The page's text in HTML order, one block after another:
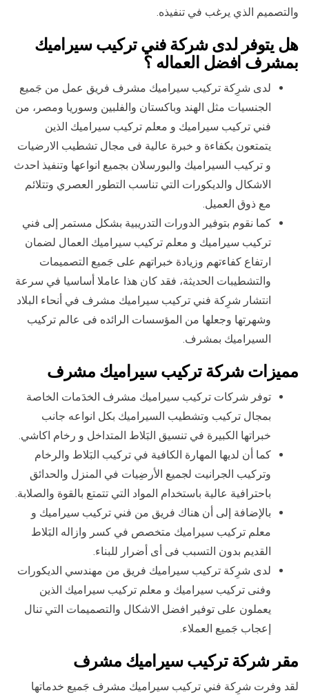
والتصميم الذي يرغب في تنفيذه.
هل يتوفر لدى شركة فني تركيب سيراميك
بمشرف افضل العماله ؟
لدى شرِكة تركيب سيراميك مشرف فريق عمل من جَميع
الجنسيات مثل الهند وباكستان والفلبين وسوريا ومصر، من
فني تركيب سيراميك و معلم تركيب سيراميك الذين
يتمتعون بكفاءة و خبرة عالية فى مجال تشطيب الارضيات
و تركيب السيراميك والبورسلان بجميع انواعها وتنفيذ احدث
الاشكال والديكورات التي تناسب التطور العصري وتتلائم
مع ذوق العميل.
كما نقوم بتوفير الدورات التدريبية بشكل مستمر إلى فني
تركيب سيراميك و معلم تركيب سيراميك العمال لضمان
ارتفاع كفاءتهم وزيادة خبراتهم على جَميع التصميمات
والتشطيبات الحديثة، فقد كان هذا عاملا أساسيا في سرعة
انتشار شرِكة فني تركيب سيراميك مشرف في أنحاء البلاد
وشهرتها وجعلها من المؤسسات الرائده فى عالم تركيب
السيراميك بمشرف.
مميزات شركة تركيب سيراميك مشرف
توفر شركات تركيب سيراميك مشرف الخدَمات الخاصة
بمجال تركيب وتشطيب السيراميك بكل انواعه جانب
خبراتها الكبيرة في تنسيق البَلاط المتداخل و رخام اكاشي.
كما أن لديها المهارة الكافية في تركيب البَلاط والرخام
وتركيب الجرانيت لجميع الأرضِيات في المنزل والحدائق
باحترافية عالية باستخدام المواد التي تتمتع بالقوة والصلابة.
بالإضافة إلى أن هناك فريق من فني تركيب سيراميك و
معلم تركيب سيراميك متخصص في كسر وازاله البَلاط
القديم بدون التسبب فى أى أضرار للبناء.
لدى شرِكة تركيب سيراميك فريق من مهندسي الديكورات
وفنى تركيب سيراميك و معلم تركيب سيراميك الذين
يعملون على توفير افضل الاشكال والتصميمات التي تنال
إعجاب جَميع العملاء.
مقر شركة تركيب سيراميك مشرف
لقد وفرت شرِكة فني تركيب سيراميك مشرف جَميع خدماتها